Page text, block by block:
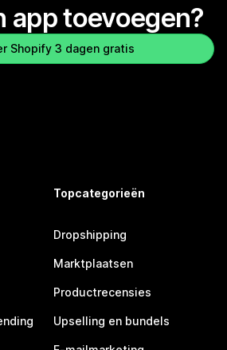
app toevoegen?
Shopify 3 dagen gratis
Topcategorieën
Dropshipping
Marktplaatsen
Productrecensies
Upselling en bundels